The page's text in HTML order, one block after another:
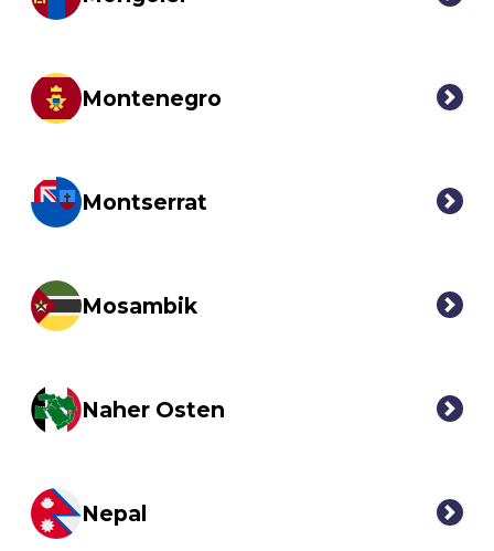
Montenegro
Montserrat
Mosambik
Naher Osten
Nepal